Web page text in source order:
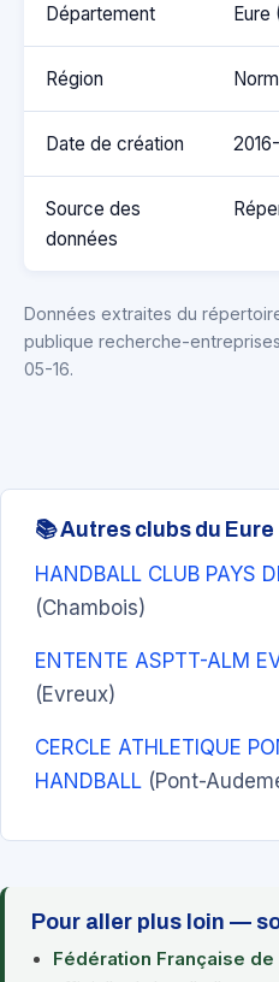
Département Eure
Région
Date de création
Source des
données
Données extraites du répertoire
publique recherche-
05-16.
📚 Autres clubs du Eure
HANDBALL CLUB PAYS
(Chambois)
ENTENTE ASPTT-ALM
(Evreux)
CERCLE ATHLETIQUE
HANDBALL (Pont-
Pour aller plus loin —
Fédération Française de